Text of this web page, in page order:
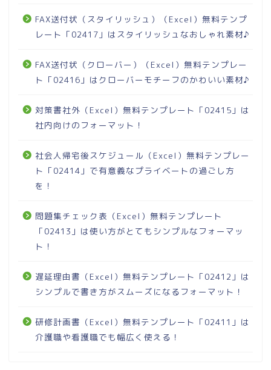
FAX送付状（スタイリッシュ）（Excel）無料テンプ
レート「02417」はスタイリッシュなおしゃれ素材♪
FAX送付状（クローバー）（Excel）無料テンプレー
ト「02416」はクローバーモチーフのかわいい素材♪
対策書社外（Excel）無料テンプレート「02415」は
社内向けのフォーマット！
社会人帰宅後スケジュール（Excel）無料テンプレー
ト「02414」で有意義なプライベートの過ごし方
を！
問題集チェック表（Excel）無料テンプレート
「02413」は使い方がとてもシンプルなフォーマッ
ト！
遅延理由書（Excel）無料テンプレート「02412」は
シンプルで書き方がスムーズになるフォーマット！
研修計画書（Excel）無料テンプレート「02411」は
介護職や看護職でも幅広く使える！